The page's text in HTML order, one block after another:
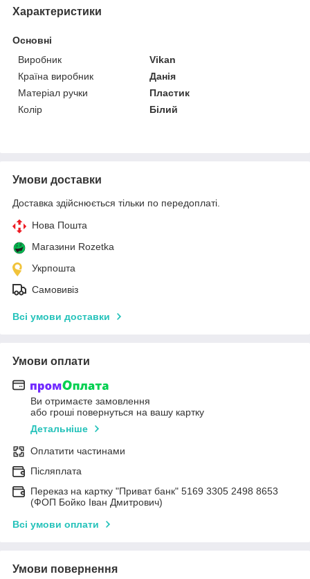
Характеристики
Основні
Виробник
Vikan
Країна виробник
Данія
Матеріал ручки
Пластик
Колір
Білий
Умови доставки
Доставка здійснюється тільки по передоплаті.
Нова Пошта
Магазини Rozetka
Укрпошта
Самовивіз
Всі умови доставки
Умови оплати
Ви отримаєте замовлення
або гроші повернуться на вашу картку
Детальніше
Оплатити частинами
Післяплата
Переказ на картку "Приват банк" 5169 3305 2498 8653
(ФОП Бойко Іван Дмитрович)
Всі умови оплати
Умови повернення